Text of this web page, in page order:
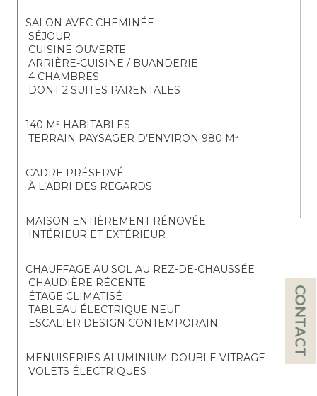
CONTACT
SALON AVEC CHEMINÉE
SÉJOUR
CUISINE OUVERTE
ARRIÈRE-CUISINE / BUANDERIE
4 CHAMBRES
DONT 2 SUITES PARENTALES
140 M² HABITABLES
TERRAIN PAYSAGER D’ENVIRON 980 M²
CADRE PRÉSERVÉ
À L’ABRI DES REGARDS
MAISON ENTIÈREMENT RÉNOVÉE
INTÉRIEUR ET EXTÉRIEUR
CHAUFFAGE AU SOL AU REZ-DE-CHAUSSÉE
CHAUDIÈRE RÉCENTE
ÉTAGE CLIMATISÉ
TABLEAU ÉLECTRIQUE NEUF
ESCALIER DESIGN CONTEMPORAIN
MENUISERIES ALUMINIUM DOUBLE VITRAGE
VOLETS ÉLECTRIQUES